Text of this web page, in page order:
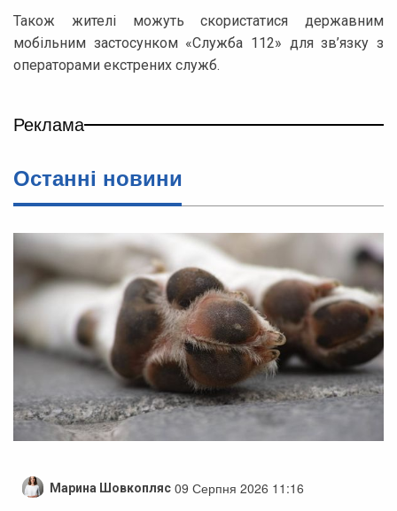
Також жителі можуть скористатися державним
мобільним застосунком «Служба 112» для зв’язку з
операторами екстрених служб.
Реклама
Останні новини
Марина Шовкопляс 09 Серпня 2026 11:16